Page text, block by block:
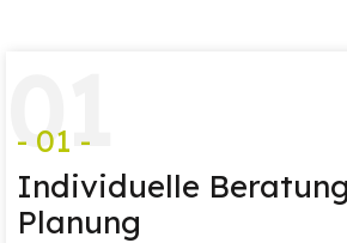
01
- 01 -
Individuelle
Planung